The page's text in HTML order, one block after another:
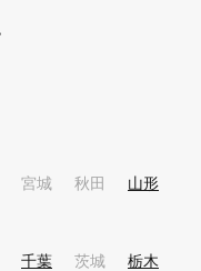
宮城 秋田 山形
千葉 茨城 栃木